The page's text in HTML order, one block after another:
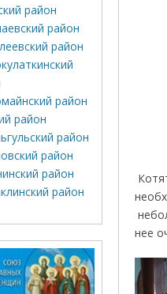
нее
район
район
район
район
район
район
район
район
район